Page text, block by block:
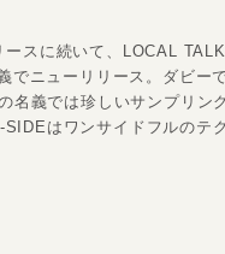
スに続いて、LOCAL
でニューリリース。ダビー
義では珍しいサンプリン
はワンサイドフルのテ